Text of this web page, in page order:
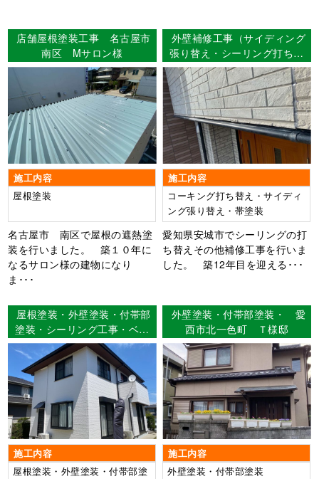
店舗屋根塗装工事 名古屋市
南区 Mサロン様
施工内容
屋根塗装
名古屋市 南区で屋根の遮熱塗
装を行いました。 築１０年に
なるサロン様の建物になり
ま･･･
外壁補修工事（サイディング
張り替え・シーリング打ち替
え） 愛知県安城市 Ｉ様邸
施工内容
コーキング打ち替え・サイディ
ング張り替え・帯塗装
愛知県安城市でシーリングの打
ち替えその他補修工事を行いま
した。 築12年目を迎える･･･
屋根塗装・外壁塗装・付帯部
塗装・シーリング工事・ベラ
ンダFRP防水工事 名古屋市
緑区 N様邸
施工内容
屋根塗装・外壁塗装・付帯部塗
外壁塗装・付帯部塗装・ 愛
西市北一色町 Ｔ様邸
施工内容
外壁塗装・付帯部塗装